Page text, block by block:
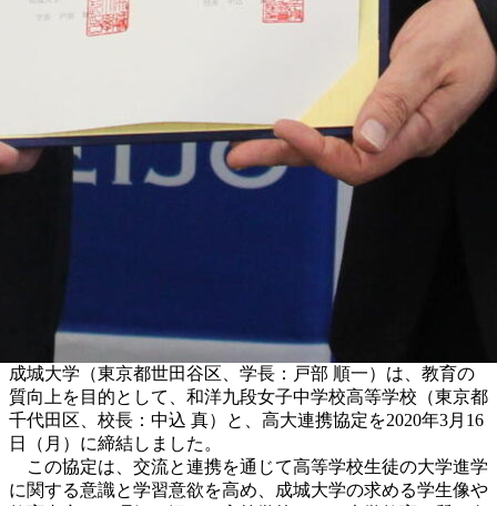
成城大学（東京都世田谷区、学長：戸部 順一）は、教育の
質向上を目的として、和洋九段女子中学校高等学校（東京都
千代田区、校長：中込 真）と、高大連携協定を2020年3月16
日（月）に締結しました。
この協定は、交流と連携を通じて高等学校生徒の大学進学
に関する意識と学習意欲を高め、成城大学の求める学生像や